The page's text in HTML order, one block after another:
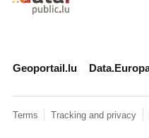
Geoportail.lu
Terms Tracking and privacy